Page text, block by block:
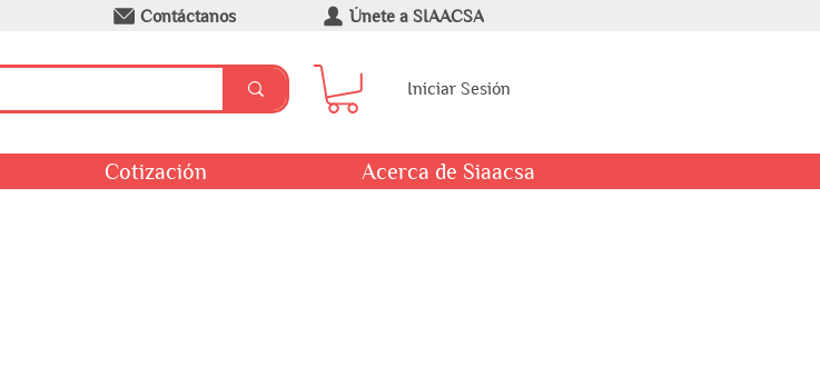
Contáctanos Únete a SIAACSA
Iniciar Sesión
Cotización Acerca de Siaacsa